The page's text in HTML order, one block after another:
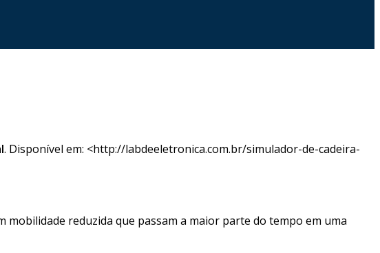
. Disponível em: <http://labdeeletronica.com.br/simulador-de-cadeira-
mobilidade reduzida que passam a maior parte do tempo em uma